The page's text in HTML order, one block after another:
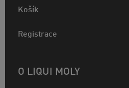
Košík
Registrace
O LIQUI MOLY